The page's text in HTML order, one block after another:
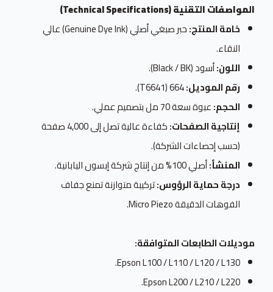
المواصفات التقنية (Technical Specifications)
خامة المنتج:
حبر صبغي أصلي (Genuine Dye Ink) عالي
النقاء.
اللون:أسود (Black / BK).
رقم الموديل:
الحجم:عبوة سعة 70 مل بتصميم عملي.
إنتاجية الصفحات:
كفاءة عالية تصل إلى 4,000 صفحة
(حسب إحصاءات الشركة).
المنشأ:أصلي 100% من إنتاج شركة إبسون اليابانية.
درجة حماية الرؤوس:تركيبة متوازنة تمنع جفاف
الفوهات الدقيقة Micro Piezo.
موديلات الطابعات المتوافقة:
Epson L100 / L110 / L120 / L130.
Epson L200 / L210 / L220.